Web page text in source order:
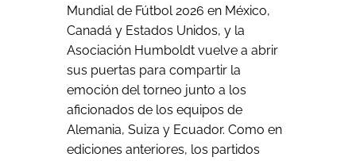
Mundial de Fútbol 2026 en México,
Canadá y Estados Unidos, y la
Asociación Humboldt vuelve a abrir
sus puertas para compartir la
emoción del torneo junto a los
aficionados de los equipos de
Alemania, Suiza y Ecuador. Como en
ediciones anteriores, los partidos